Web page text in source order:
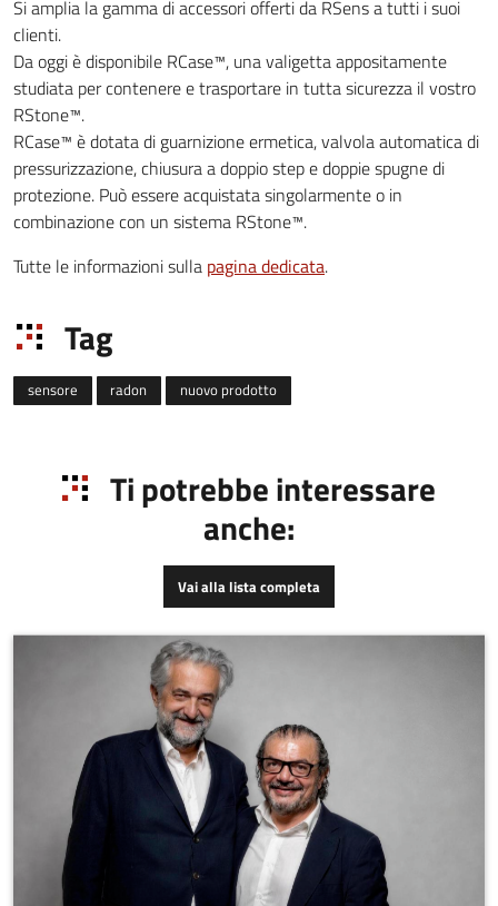
Si amplia la gamma di accessori offerti da RSens a tutti i suoi
clienti.
Da oggi è disponibile RCase™, una valigetta appositamente
studiata per contenere e trasportare in tutta sicurezza il vostro
RStone™.
RCase™ è dotata di guarnizione ermetica, valvola automatica di
pressurizzazione, chiusura a doppio step e doppie spugne di
protezione. Può essere acquistata singolarmente o in
combinazione con un sistema RStone™.
Tutte le informazioni sulla pagina dedicata.
Tag
sensore radon nuovo prodotto
Ti potrebbe interessare
anche:
Vai alla lista completa